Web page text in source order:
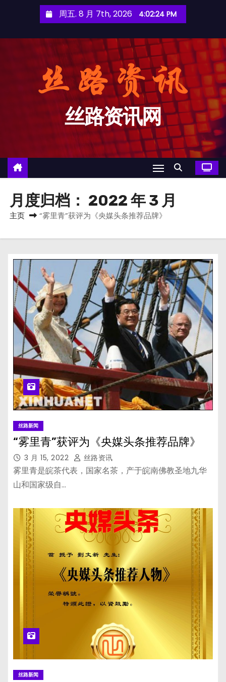
周五. 8 月 7th, 2026 4:02:25 PM
丝路资讯网
月度归档： 2022 年 3 月
主页 “雾里青”获评为《央媒头条推荐品牌》
丝路新闻
“雾里青”获评为《央媒头条推荐品牌》
3 月 15, 2022 丝路资讯
雾里青是皖茶代表，国家名茶，产于皖南佛教圣地九华
山和国家级自…
丝路新闻